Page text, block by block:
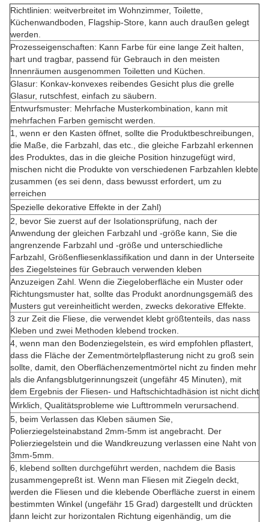
Richtlinien: weitverbreitet im Wohnzimmer, Toilette,
Küchenwandboden, Flagship-Store, kann auch draußen gelegt
werden.
Prozesseigenschaften: Kann Farbe für eine lange Zeit halten,
hart und tragbar, passend für Gebrauch in den meisten
Innenräumen ausgenommen Toiletten und Küchen.
Glasur: Konkav-konvexes reibendes Gesicht plus die grelle
Glasur, rutschfest, einfach zu säubern.
Entwurfsmuster: Mehrfache Musterkombination, kann mit
mehrfachen Farben gemischt werden.
1, wenn er den Kasten öffnet, sollte die Produktbeschreibungen,
die Maße, die Farbzahl, das etc., die gleiche Farbzahl erkennen
des Produktes, das in die gleiche Position hinzugefügt wird,
mischen nicht die Produkte von verschiedenen Farbzahlen klebte
zusammen (es sei denn, dass bewusst erfordert, um zu
erreichen
Spezielle dekorative Effekte in der Zahl)
2, bevor Sie zuerst auf der Isolationsprüfung, nach der
Anwendung der gleichen Farbzahl und -größe kann, Sie die
angrenzende Farbzahl und -größe und unterschiedliche
Farbzahl, Größenfliesenklassifikation und dann in der Unterseite
des Ziegelsteines für Gebrauch verwenden kleben
Anzuzeigen Zahl. Wenn die Ziegeloberfläche ein Muster oder
Richtungsmuster hat, sollte das Produkt anordnungsgemäß des
Musters gut vereinheitlicht werden, zwecks dekorative Effekte.
3 zur Zeit die Fliese, die verwendet klebt größtenteils, das nass
Kleben und zwei Methoden klebend trocken.
4, wenn man den Bodenziegelstein, es wird empfohlen pflastert,
dass die Fläche der Zementmörtelpflasterung nicht zu groß sein
sollte, damit, den Oberflächenzementmörtel nicht zu finden mehr
als die Anfangsblutgerinnungszeit (ungefähr 45 Minuten), mit
dem Ergebnis der Fliesen- und Haftschichtadhäsion ist nicht dicht
Wirklich, Qualitätsprobleme wie Lufttrommeln verursachend.
5, beim Verlassen das Kleben säumen Sie,
Polierziegelsteinabstand 2mm-5mm ist angebracht. Der
Polierziegelstein und die Wandkreuzung verlassen eine Naht von
3mm-5mm.
6, klebend sollten durchgeführt werden, nachdem die Basis
zusammengepreßt ist. Wenn man Fliesen mit Ziegeln deckt,
werden die Fliesen und die klebende Oberfläche zuerst in einem
bestimmten Winkel (ungefähr 15 Grad) dargestellt und drückten
dann leicht zur horizontalen Richtung eigenhändig, um die